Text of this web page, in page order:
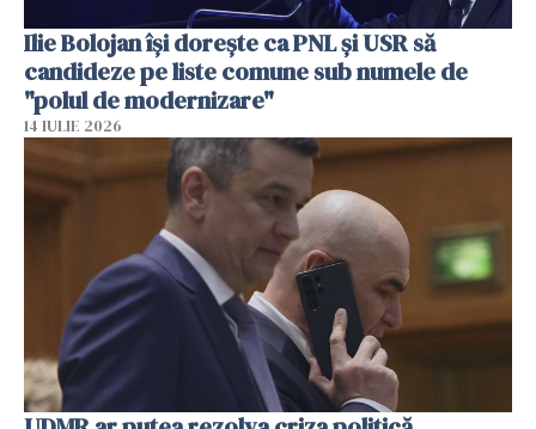
Ilie Bolojan își dorește ca PNL și USR să
candideze pe liste comune sub numele de
"polul de modernizare"
14 IULIE 2026